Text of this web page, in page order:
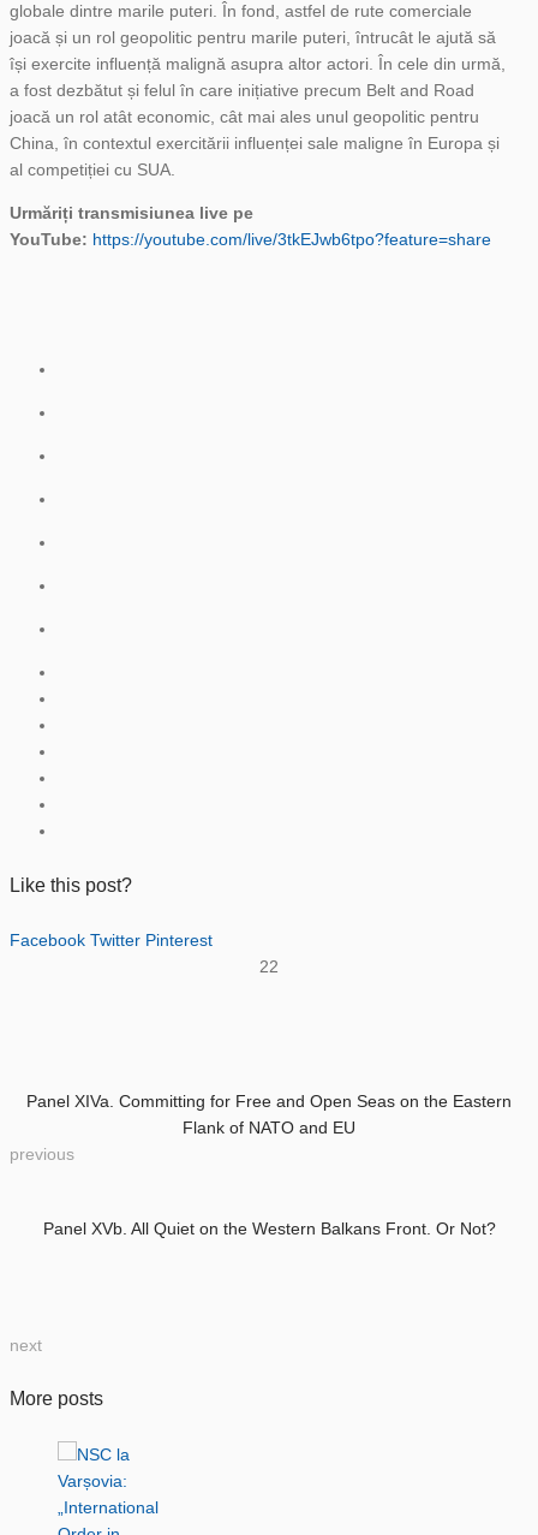
globale dintre marile puteri. În fond, astfel de rute comerciale
joacă și un rol geopolitic pentru marile puteri, întrucât le ajută să
își exercite influență malignă asupra altor actori. În cele din urmă,
a fost dezbătut și felul în care inițiative precum Belt and Road
joacă un rol atât economic, cât mai ales unul geopolitic pentru
China, în contextul exercitării influenței sale maligne în Europa și
al competiției cu SUA.
Urmăriți transmisiunea live pe
YouTube: https://youtube.com/live/3tkEJwb6tpo?feature=share
Like this post?
Facebook Twitter Pinterest
22
Panel XIVa. Committing for Free and Open Seas on the Eastern
Flank of NATO and EU
previous
Panel XVb. All Quiet on the Western Balkans Front. Or Not?
next
More posts